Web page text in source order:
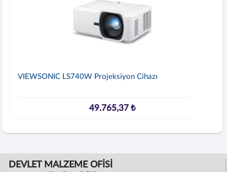
VIEWSONIC LS740W Projeksiyon Cihazı
49.765,37 ₺
DEVLET MALZEME OFİSİ